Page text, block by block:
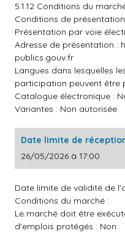
5.1.12 Conditions du
Conditions de
Présentation par voie
Adresse de présentation :
publics.gouv.fr
Langues dans lesquelles
participation peuvent être
Catalogue électronique :
Variantes : Non autorisée
Date limite de
26/05/2026 à 17:00
Date limite de validité de
Conditions du marché :
Le marché doit être
d'emplois protégés : Non